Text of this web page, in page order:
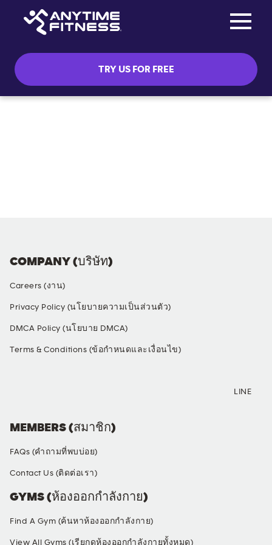
TRY US FOR FREE
COMPANY (บริษัท)
Careers (งาน)
Privacy Policy (นโยบายความเป็นส่วนตัว)
DMCA Policy (นโยบาย DMCA)
Terms & Conditions (ข้อกำหนดและเงื่อนไข)
GYMS (ห้องออกกำลังกาย)
Find A Gym (ค้นหาห้องออกกำลังกาย)
View All Gyms (เรียกดูห้องออกกำลังกายทั้งหมด)
MEMBERS (สมาชิก)
FAQs (คำถามที่พบบ่อย)
Contact Us (ติดต่อเรา)
LINE